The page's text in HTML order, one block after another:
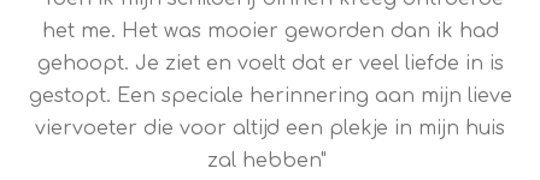
l
e
c
a
p
r
f
u
l
l
het me. Het was mooier geworden dan ik had
gehoopt. Je ziet en voelt dat er veel liefde in is
gestopt. Een speciale herinnering aan mijn lieve
viervoeter die voor altijd een plekje in mijn huis
zal hebben"